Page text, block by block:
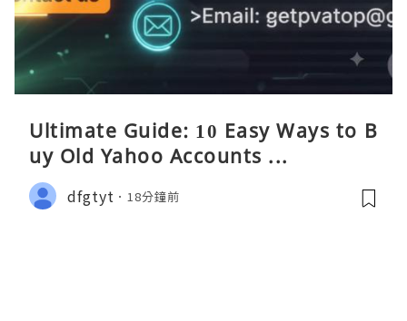
Ultimate Guide: 10 Easy Ways to B
uy Old Yahoo Accounts ...
dfgtyt 18分鐘前